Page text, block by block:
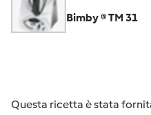
Bimby ® TM 31
Questa ricetta è stata